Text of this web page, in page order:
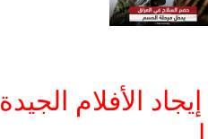
الأفلام الجيدة